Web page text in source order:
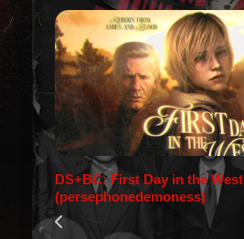
DS+BC: First Day in the West
(persephonedemoness)